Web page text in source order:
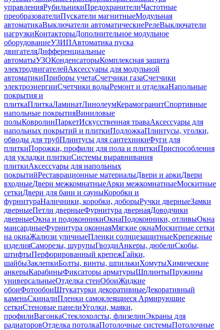
управленияРубильникиПредохранителиЧастотные
преобразователиПускатели магнитныеМодульная
автоматикаВыключатели автоматическиеРелеВыключатели
нагрузкиКонтакторыДополнительное модульное
оборудованиеУЗИПАвтоматика пуска
двигателяДифференциальные
автоматыУЗОКонденсаторыКомплексная защита
электродвигателейАксессуары для модульной
автоматикиПриборы учетаСчетчики газаСчетчики
электроэнергииСчетчики водыРемонт и отделкаНапольные
покрытия и
плиткаПлиткаЛаминатЛинолеумКерамогранитСпортивные
напольные покрытияВиниловые
полыКовролинПаркетИскусственная траваАксессуары для
напольных покрытий и плиткиПодложкаПлинтусы, уголки,
обводы для трубПлинтусы для сантехникиФуги для
плиткиПорожки, профили для пола и плиткиПриспособления
для укладки плиткиСистемы выравнивания
плиткиАксессуары для напольных
покрытийРеставрационные материалыДвери и аркиДвери
входныеДвери межкомнатныеАрки межкомнатныеМоскитные
сеткиДвери для бани и сауныКоробки и
фурнитураНаличники, коробки, доборыРучки дверныеЗамки
дверныеПетли дверныеФурнитура двернаяДоводчики
дверныеОкна и подоконникиОкнаПодоконники, отливыОкна
мансардныеФурнитура оконнаяМягкие окнаМоскитные сетки
на окнаЖалюзи уличныеПленки солнцезащитныеКрепежные
изделияСаморезы, шурупыГвоздиАнкеры, дюбелиСкобы,
штифтыПерфорированный крепежГайки,
шайбыЗаклепкиБолты, винты, шпилькиХомутыХимические
анкерыКарабиныФиксаторы арматурыШплинтыПружины
универсальныеОтделка стенОбоиЖидкие
обоиФотообоиШтукатурки декоративныеДекоративный
каменьСкиналиПленки самоклеящиеся Армирующие
сеткиСтеновые панелиУголки, маяки,
профилиВагонкаСтеклохолсты, флизелинЭкраны для
радиаторовОтделка потолкаПотолочные системыПотолочные